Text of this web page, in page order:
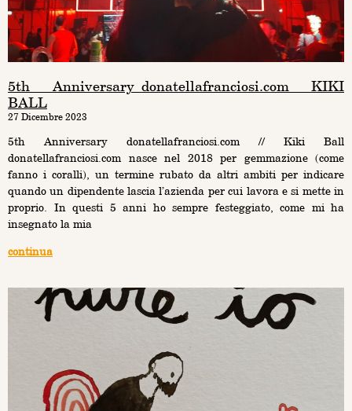
5th Anniversary_donatellafranciosi.com KIKI
BALL
27 Dicembre 2023
5th Anniversary donatellafranciosi.com // Kiki Ball
donatellafranciosi.com nasce nel 2018 per gemmazione (come
fanno i coralli), un termine rubato da altri ambiti per indicare
quando un dipendente lascia l’azienda per cui lavora e si mette in
proprio. In questi 5 anni ho sempre festeggiato, come mi ha
insegnato la mia
continua